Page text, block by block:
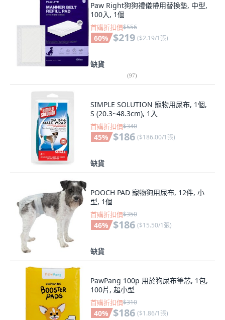
Paw Right狗狗禮儀帶用替換墊, 中型,
100入, 1個
首購折扣價$556
60% $219 ($2.19/1張)
缺貨
(97)
SIMPLE SOLUTION 寵物用尿布, 1個,
S (20.3~48.3cm), 1入
首購折扣價$340
45% $186 ($186.00/1張)
缺貨
POOCH PAD 寵物狗用尿布, 12件, 小
型, 1個
首購折扣價$350
46% $186 ($15.50/1張)
缺貨
PawPang 100p 用於狗尿布筆芯, 1包,
100片, 超小型
首購折扣價$310
40% $186 ($1.86/1張)